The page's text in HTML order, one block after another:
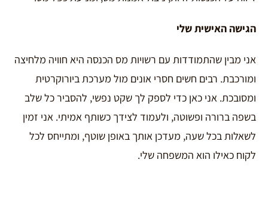
הגישה האישית שלי
אני מבין שהתמודדות עם רשויות מס הכנסה היא חוויה מלחיצה
ומורכבת. רבים חשים חסרי אונים מול מערכת ביורוקרטית
ומסובכת. אני כאן כדי לספק לך שקט נפשי, להסביר כל שלב
בשפה ברורה ופשוטה, ולעמוד לצידך כשותף אמיתי. אני זמין
לשאלות בכל שעה, מעדכן אותך באופן שוטף, ומתייחס לכל
לקוח כאילו הוא המשפחה שלי.